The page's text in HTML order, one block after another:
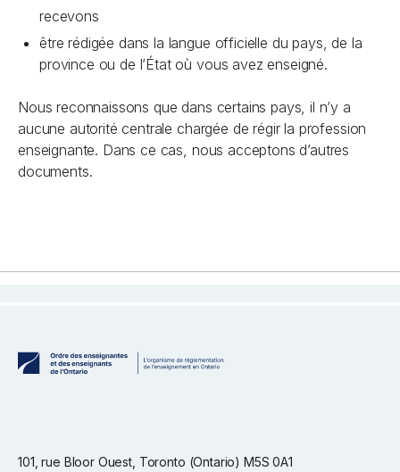
recevons
être rédigée dans la langue officielle du pays, de la
province ou de l’État où vous avez enseigné.
Nous reconnaissons que dans certains pays, il n’y a
aucune autorité centrale chargée de régir la profession
enseignante. Dans ce cas, nous acceptons d’autres
documents.
101, rue Bloor Ouest, Toronto (Ontario) M5S 0A1